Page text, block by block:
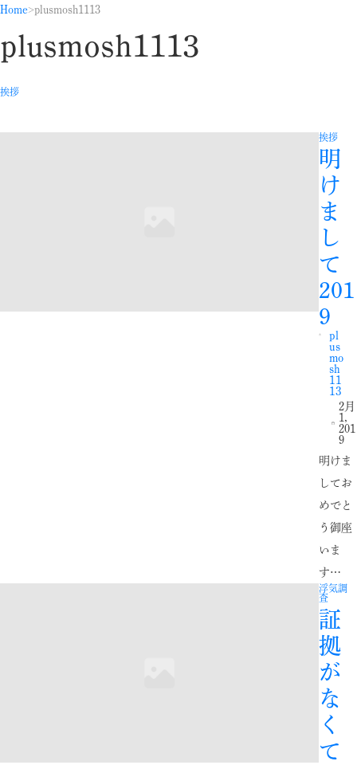
Home plusmosh1113
plusmosh1113
挨拶
挨拶
明
け
ま
し
て
201
9
pl
us
mo
sh
11
13
2月
1,
201
9
明けま
してお
めでと
う御座
いま
す…
浮気調
査
証
拠
が
な
く
て